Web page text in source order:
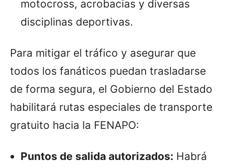
motocross, acrobacias y diversas
disciplinas deportivas.
Para mitigar el tráfico y asegurar que
todos los fanáticos puedan trasladarse
de forma segura, el Gobierno del Estado
habilitará rutas especiales de transporte
gratuito hacia la FENAPO:
Puntos de salida autorizados: Habrá